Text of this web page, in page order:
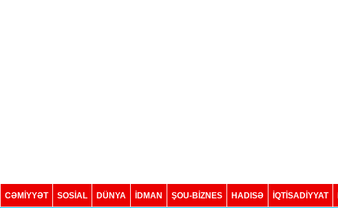
CƏMİYYƏT SOSIAL DÜNYA İDMAN ŞOU-BİZNES HADISƏ İQTISADIYYAT